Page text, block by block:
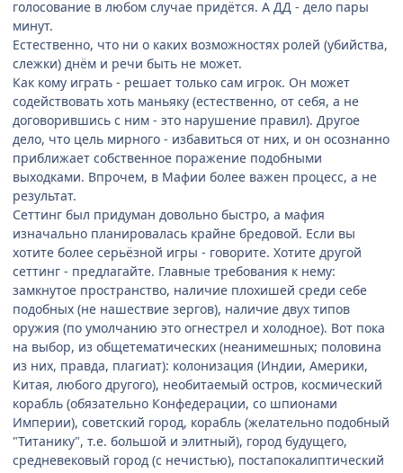
голосование в любом случае придётся. А ДД - дело пары
минут.
Естественно, что ни о каких возможностях ролей (убийства,
слежки) днём и речи быть не может.
Как кому играть - решает только сам игрок. Он может
содействовать хоть маньяку (естественно, от себя, а не
договорившись с ним - это нарушение правил). Другое
дело, что цель мирного - избавиться от них, и он осознанно
приближает собственное поражение подобными
выходками. Впрочем, в Мафии более важен процесс, а не
результат.
Сеттинг был придуман довольно быстро, а мафия
изначально планировалась крайне бредовой. Если вы
хотите более серьёзной игры - говорите. Хотите другой
сеттинг - предлагайте. Главные требования к нему:
замкнутое пространство, наличие плохишей среди себе
подобных (не нашествие зергов), наличие двух типов
оружия (по умолчанию это огнестрел и холодное). Вот пока
на выбор, из общетематических (неанимешных; половина
из них, правда, плагиат): колонизация (Индии, Америки,
Китая, любого другого), необитаемый остров, космический
корабль (обязательно Конфедерации, со шпионами
Империи), советский город, корабль (желательно подобный
"Титанику", т.е. большой и элитный), город будущего,
средневековый город (с нечистью), постапокалиптический